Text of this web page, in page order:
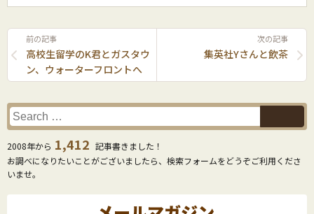
前の記事
高校生留学のK君とガスタウ
ン、ウォーターフロントへ
次の記事
集英社Yさんと飲茶
2008年から 1,412 記事書きました！
お調べになりたいことがございましたら、検索フォームをどうぞご利用くださ
いませ。